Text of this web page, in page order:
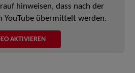
hinweisen, dass nach der
YouTube übermittelt werden.
AKTIVIEREN